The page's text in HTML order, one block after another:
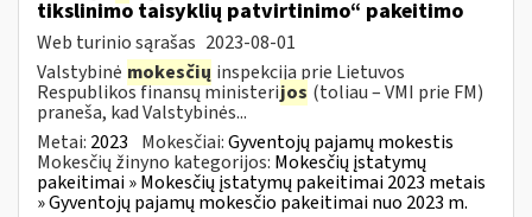
tikslinimo taisyklių patvirtinimo“ pakeitimo
Web turinio sąrašas 2023-08-01
Valstybinė mokesčių inspekcija prie Lietuvos
Respublikos finansų ministerijos (toliau – VMI prie FM)
praneša, kad Valstybinės...
Metai: 2023 Mokesčiai:Gyventojų pajamų mokestis
Mokesčių žinyno kategorijos: Mokesčių įstatymų
pakeitimai » Mokesčių įstatymų pakeitimai 2023 metais
» Gyventojų pajamų mokesčio pakeitimai nuo 2023 m.